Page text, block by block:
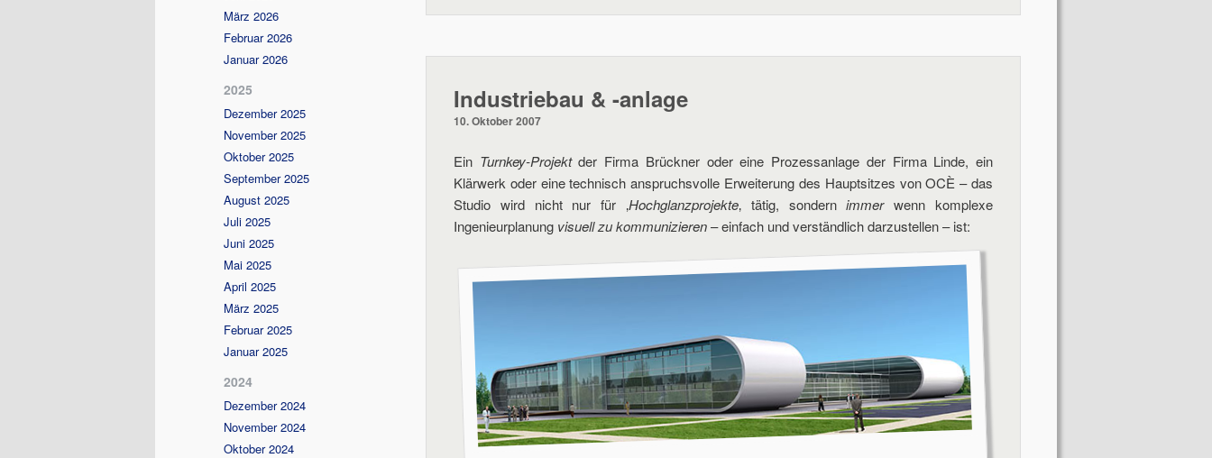
Industriebau & -anlage
10. Oktober 2007
Ein Turnkey-Projektder Firma Brückner oder eine Prozessanlage der Firma Linde, ein
Klärwerk oder eine technisch anspruchsvolle Erweiterung des Hauptsitzes von OCÈ – das
Studio wird nicht nur für ‚Hochglanzprojekte‚ tätig, sondernimmerwenn komplexe
Ingenieurplanung visuell zu kommunizieren– einfach und verständlich darzustellen – ist:
März 2026
Februar 2026
Januar 2026
2025
Dezember 2025
November 2025
Oktober 2025
September 2025
August 2025
Juli 2025
Juni 2025
Mai 2025
April 2025
März 2025
Februar 2025
Januar 2025
2024
Dezember 2024
November 2024
Oktober 2024